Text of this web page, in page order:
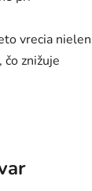
vrecia nielen
znižuje